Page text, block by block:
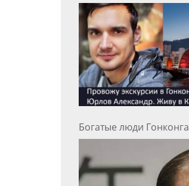
Богатые люди Гонконга